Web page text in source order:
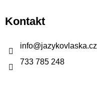
p
aKontakt
info@jazykovlaska.cz
733 785 248